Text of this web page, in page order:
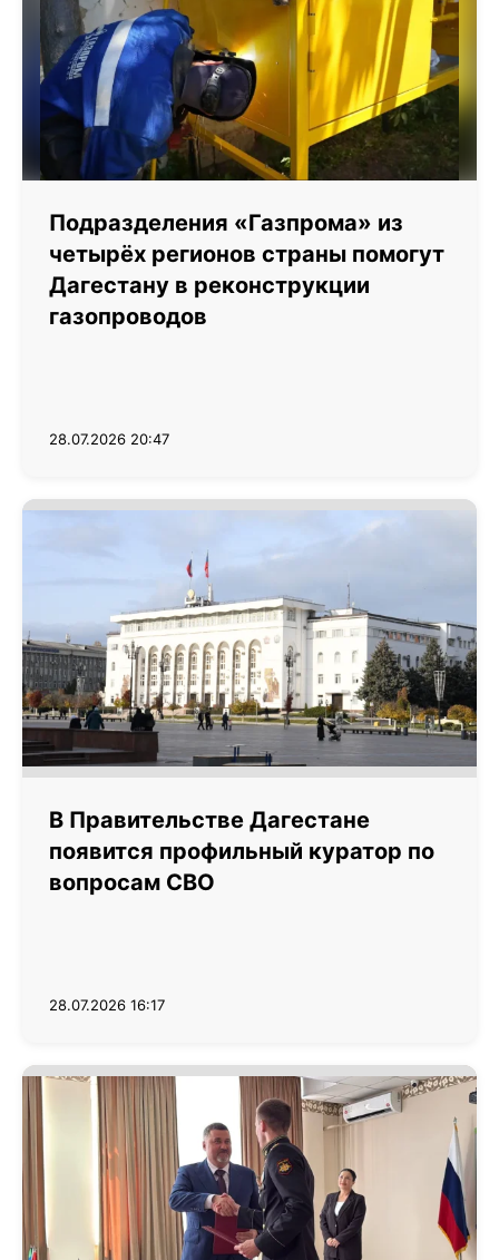
Подразделения «Газпрома» из
четырёх регионов страны помогут
Дагестану в реконструкции
газопроводов
28.07.2026 20:47
В Правительстве Дагестане
появится профильный куратор по
вопросам СВО
28.07.2026 16:17